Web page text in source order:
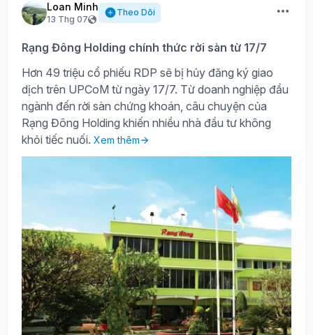
Loan Minh
13 Thg 07
Theo Dõi
Rạng Đông Holding chính thức rời sàn từ 17/7
Hơn 49 triệu cổ phiếu RDP sẽ bị hủy đăng ký giao
dịch trên UPCoM từ ngày 17/7. Từ doanh nghiệp đầu
ngành đến rời sàn chứng khoán, câu chuyện của
Rạng Đông Holding khiến nhiều nhà đầu tư không
khỏi tiếc nuối. Xem thêm